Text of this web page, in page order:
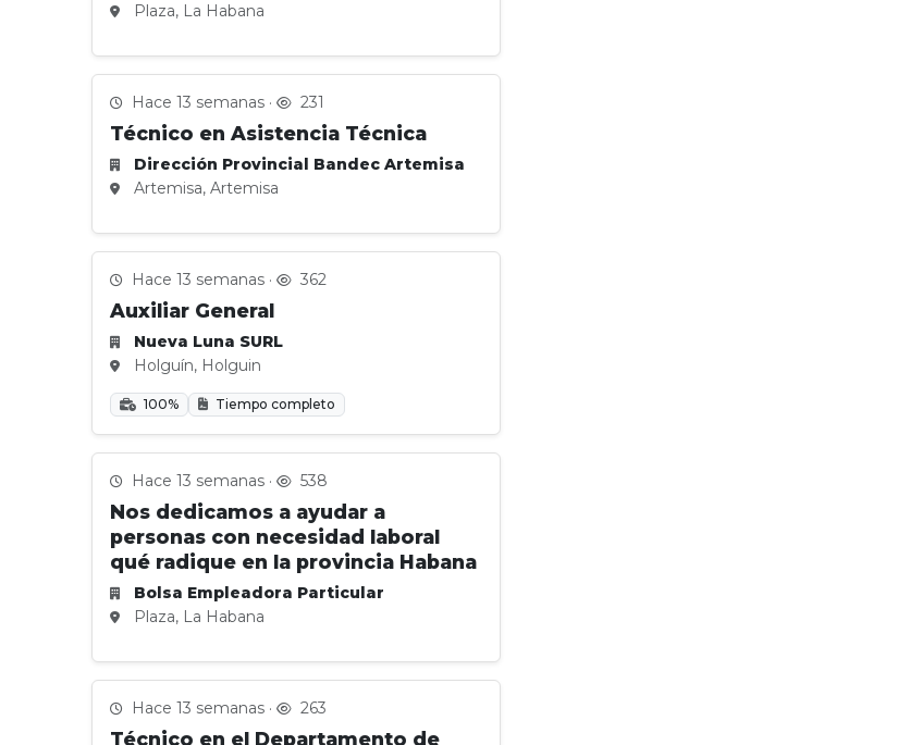
Plaza, La Habana
Hace 13 semanas · 231
Técnico en Asistencia Técnica
Dirección Provincial Bandec Artemisa
Artemisa, Artemisa
Hace 13 semanas · 362
Auxiliar General
Nueva Luna SURL
Holguín, Holguin
100% Tiempo completo
Hace 13 semanas · 538
Nos dedicamos a ayudar a
personas con necesidad laboral
qué radique en la provincia Habana
Bolsa Empleadora Particular
Plaza, La Habana
Hace 13 semanas · 263
Técnico en el Departamento de